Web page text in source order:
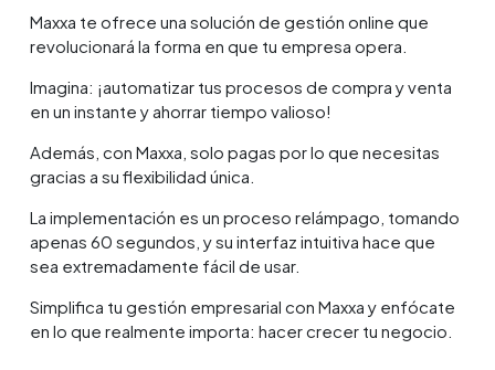
Maxxa te ofrece una solución de gestión online que
revolucionará la forma en que tu empresa opera.
Imagina: ¡automatizar tus procesos de compra y venta
en un instante y ahorrar tiempo valioso!
Además, con Maxxa, solo pagas por lo que necesitas
gracias a su flexibilidad única.
La implementación es un proceso relámpago, tomando
apenas 60 segundos, y su interfaz intuitiva hace que
sea extremadamente fácil de usar.
Simplifica tu gestión empresarial con Maxxa y enfócate
en lo que realmente importa: hacer crecer tu negocio.